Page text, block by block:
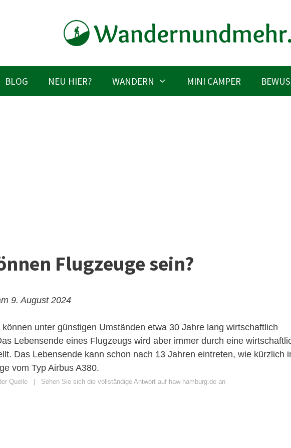
BLOG NEU HIER? WANDERN MINI CAMPER
Flugzeuge sein?
9. August 2024
unter günstigen Umständen etwa 30 Jahre lang wirtschaftlich
Lebensende eines Flugzeugs wird aber immer durch eine
Das Lebensende kann schon nach 13 Jahren eintreten, wie kürzlich
vom Typ Airbus A380.
Quelle Sehen Sie sich die vollständige Antwort auf haw-hamburg.de an